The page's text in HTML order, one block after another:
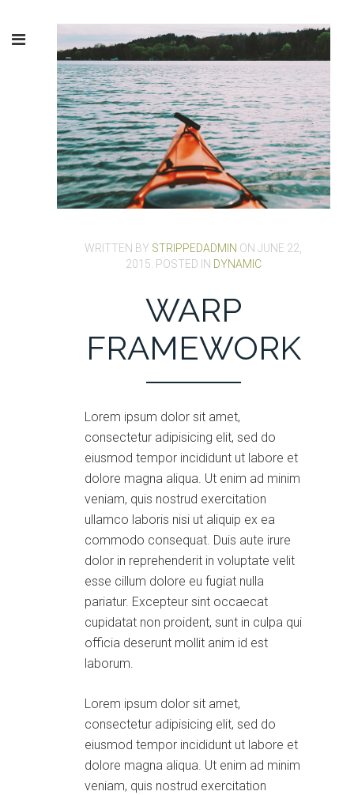
WRITTEN BY STRIPPEDADMIN ONJUNE 22,
2015. POSTED IN DYNAMIC
WARP
FRAMEWORK
Lorem ipsum dolor sit amet,
consectetur adipisicing elit, sed do
eiusmod tempor incididunt ut labore et
dolore magna aliqua. Ut enim ad minim
veniam, quis nostrud exercitation
ullamco laboris nisi ut aliquip ex ea
commodo consequat. Duis aute irure
dolor in reprehenderit in voluptate velit
esse cillum dolore eu fugiat nulla
pariatur. Excepteur sint occaecat
cupidatat non proident, sunt in culpa qui
officia deserunt mollit anim id est
laborum.
Lorem ipsum dolor sit amet,
consectetur adipisicing elit, sed do
eiusmod tempor incididunt ut labore et
dolore magna aliqua. Ut enim ad minim
veniam, quis nostrud exercitation